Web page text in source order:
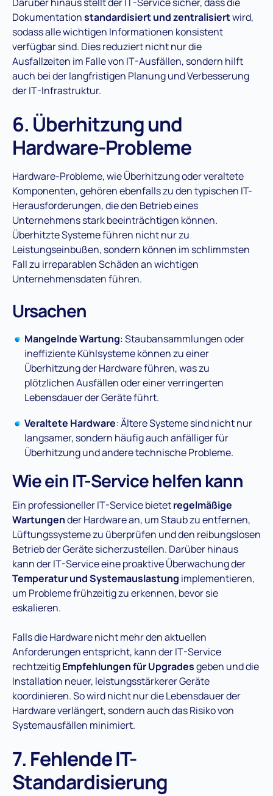
Dokumentationstandardisiert und zentralisiertwird,
sodass alle wichtigen Informationen konsistent
verfügbar sind. Dies reduziert nicht nur die
Ausfallzeiten im Falle von IT-Ausfällen, sondern hilft
auch bei der langfristigen Planung und Verbesserung
der IT-Infrastruktur​.
6. Überhitzung und
Hardware-Probleme
Hardware-Probleme, wie Überhitzung oder veraltete
Komponenten, gehören ebenfalls zu den typischen IT-
Herausforderungen, die den Betrieb eines
Unternehmens stark beeinträchtigen können.
Überhitzte Systeme führen nicht nur zu
Leistungseinbußen, sondern können im schlimmsten
Fall zu irreparablen Schäden an wichtigen
Unternehmensdaten führen​.
Ursachen
Mangelnde Wartung: Staubansammlungen oder
ineffiziente Kühlsysteme können zu einer
Überhitzung der Hardware führen, was zu
plötzlichen Ausfällen oder einer verringerten
Lebensdauer der Geräte führt​.
Veraltete Hardware: Ältere Systeme sind nicht nur
langsamer, sondern häufig auch anfälliger für
Überhitzung und andere technische Probleme​.
Wie ein IT-Service helfen kann
Ein professioneller IT-Service bietetregelmäßige
Wartungender Hardware an, um Staub zu entfernen,
Lüftungssysteme zu überprüfen und den reibungslosen
Betrieb der Geräte sicherzustellen. Darüber hinaus
kann der IT-Service eine proaktive Überwachung der
Temperatur und Systemauslastung implementieren,
um Probleme frühzeitig zu erkennen, bevor sie
eskalieren​.
Falls die Hardware nicht mehr den aktuellen
Anforderungen entspricht, kann der IT-Service
rechtzeitigEmpfehlungen für Upgradesgeben und die
Installation neuer, leistungsstärkerer Geräte
koordinieren. So wird nicht nur die Lebensdauer der
Hardware verlängert, sondern auch das Risiko von
Systemausfällen minimiert​.
7. Fehlende IT-
Standardisierung